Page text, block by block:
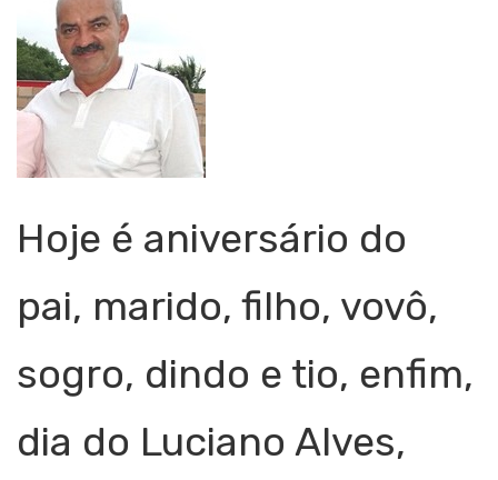
Hoje é aniversário do
pai, marido, filho, vovô,
sogro, dindo e tio, enfim,
dia do Luciano Alves,